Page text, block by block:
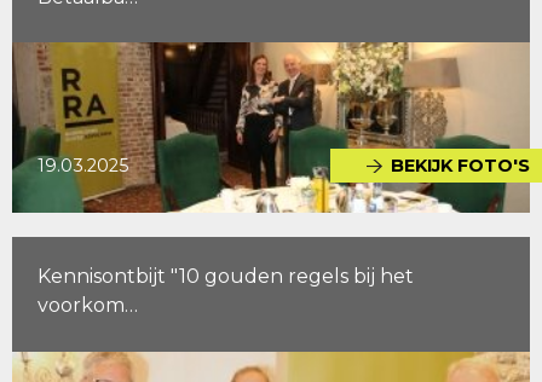
19.03.2025 BEKIJK FOTO'S
Kennisontbijt "10 gouden regels bij het
voorkom…